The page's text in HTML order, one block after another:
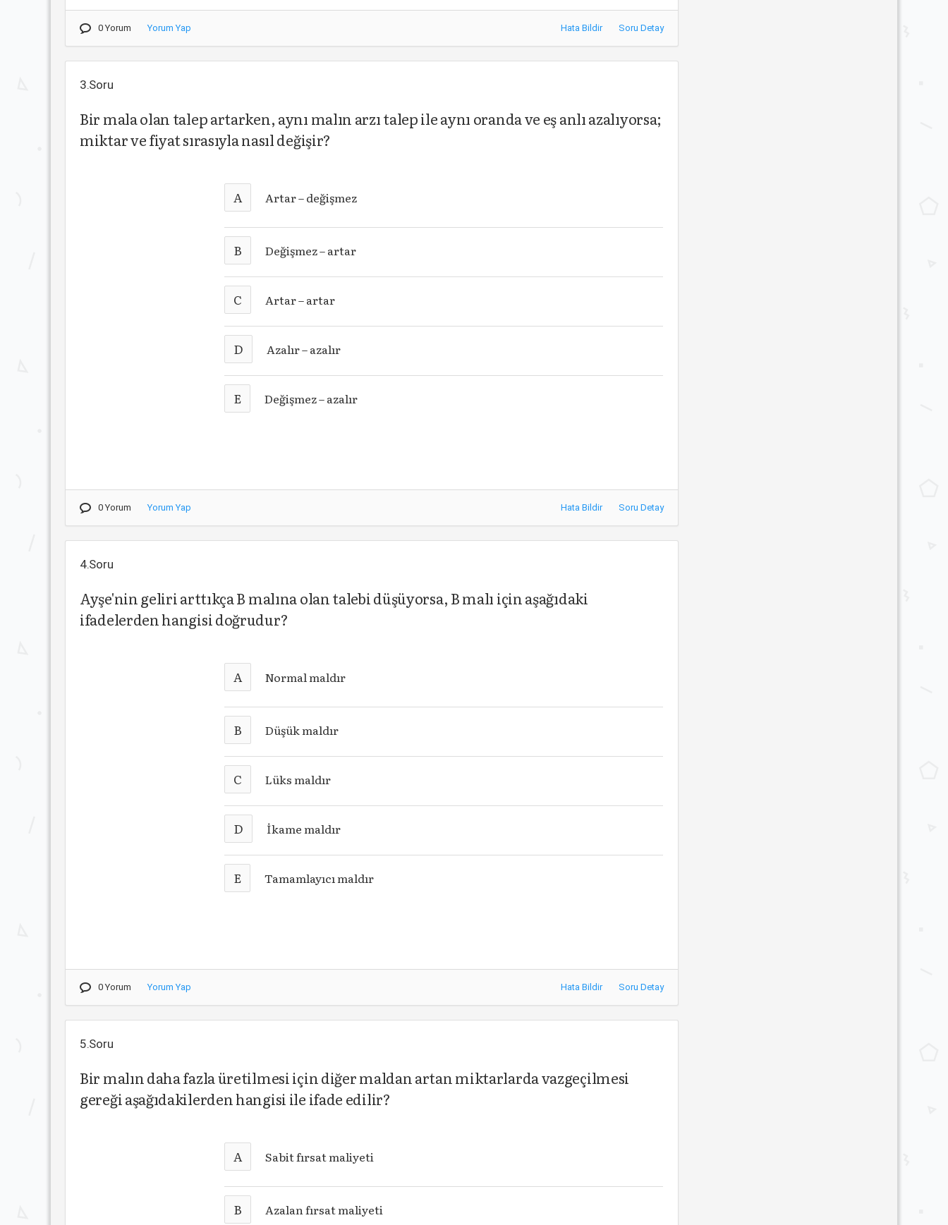
0 Yorum Yorum Yap Hata Bildir Soru Detay
3.Soru
Bir mala olan talep artarken, aynı malın arzı talep ile aynı oranda ve eş anlı azalıyorsa;
miktar ve fiyat sırasıyla nasıl değişir?
A Artar – değişmez
B Değişmez – artar
C Artar – artar
D Azalır – azalır
E Değişmez – azalır
0 Yorum Yorum Yap Hata Bildir Soru Detay
4.Soru
Ayşe'nin geliri arttıkça B malına olan talebi düşüyorsa, B malı için aşağıdaki
ifadelerden hangisi doğrudur?
A Normal maldır
B Düşük maldır
C Lüks maldır
D İkame maldır
E Tamamlayıcı maldır
0 Yorum Yorum Yap Hata Bildir Soru Detay
5.Soru
Bir malın daha fazla üretilmesi için diğer maldan artan miktarlarda vazgeçilmesi
gereği aşağıdakilerden hangisi ile ifade edilir?
A Sabit fırsat maliyeti
B Azalan fırsat maliyeti